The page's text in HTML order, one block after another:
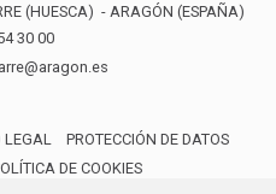
(HUESCA) - ARAGÓN (ESPAÑA)
30 00
LEGAL
PROTECCIÓN DE DATOS
DE COOKIES